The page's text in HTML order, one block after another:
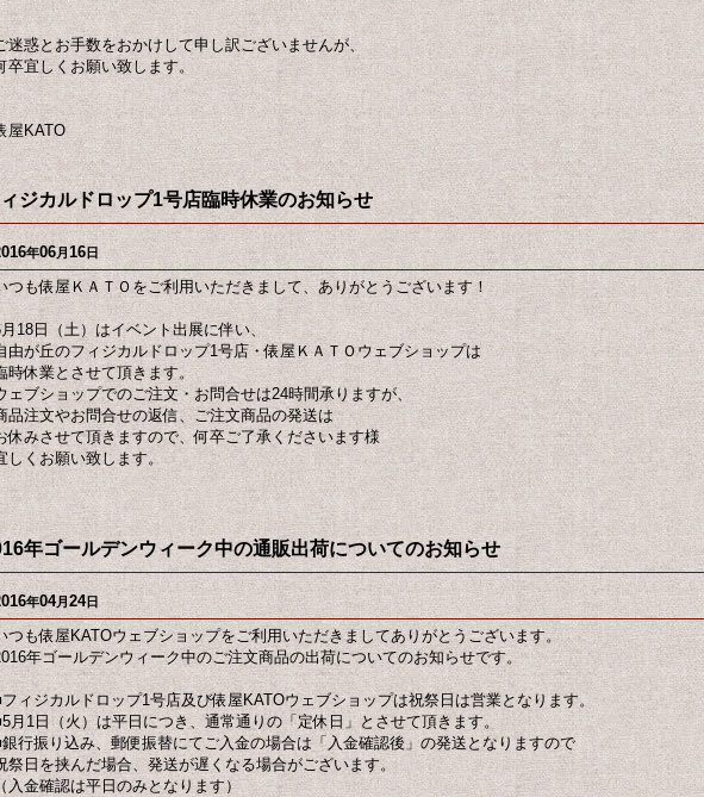
迷惑とお手数をおかけして申し訳ございませんが、
卒宜しくお願い致します。
屋KATO
ジカルドロップ1号店臨時休業のお知らせ
年06月16日
つも俵屋ＫＡＴＯをご利用いただきまして、ありがとうございます！
18日（土）はイベント出展に伴い、
由が丘のフィジカルドロップ1号店・俵屋ＫＡＴＯウェブショップは
時休業とさせて頂きます。
ェブショップでのご注文・お問合せは24時間承りますが、
品注文やお問合せの返信、ご注文商品の発送は
休みさせて頂きますので、何卒ご了承くださいます様
しくお願い致します。
年ゴールデンウィーク中の通販出荷についてのお知らせ
年04月24日
つも俵屋KATOウェブショップをご利用いただきましてありがとうございます。
年ゴールデンウィーク中のご注文商品の出荷についてのお知らせです。
ィジカルドロップ1号店及び俵屋KATOウェブショップは祝祭日は営業となります。
月1日（火）は平日につき、通常通りの「定休日」とさせて頂きます。
行振り込み、郵便振替にてご入金の場合は「入金確認後」の発送となりますので
祭日を挟んだ場合、発送が遅くなる場合がございます。
入金確認は平日のみとなります）